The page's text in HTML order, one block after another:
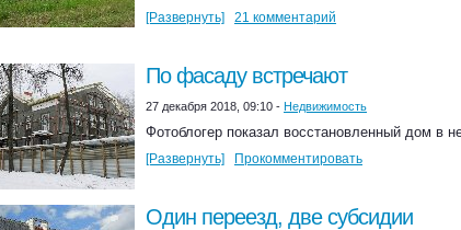
[Развернуть] 21 комментарий
По фасаду встречают
27 декабря 2018, 09:10 - Недвижимость
Фотоблогер показал восстановленный дом в
[Развернуть] Прокомментировать
Один переезд, две субсидии